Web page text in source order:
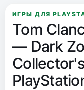
ИГРЫ ДЛЯ
Tom
— Dark